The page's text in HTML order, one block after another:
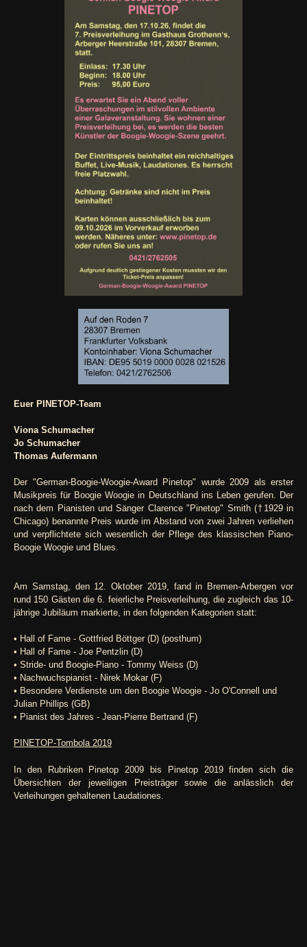
Euer PINETOP-Team
Viona Schumacher
Jo Schumacher
Thomas Aufermann
Der "German-Boogie-Woogie-Award Pinetop" wurde 2009 als erster
Musikpreis für Boogie Woogie in Deutschland ins Leben gerufen. Der
nach dem Pianisten und Sänger Clarence "Pinetop" Smith (†1929 in
Chicago) benannte Preis wurde im Abstand von zwei Jahren verliehen
und verpflichtete sich wesentlich der Pflege des klassischen Piano-
Boogie Woogie und Blues.
Am Samstag, den 12. Oktober 2019, fand in Bremen-Arbergen vor
rund 150 Gästen die 6. feierliche Preisverleihung, die zugleich das 10-
jährige Jubiläum markierte, in den folgenden Kategorien statt:
• Hall of Fame - Gottfried Böttger (D) (posthum)
• Hall of Fame - Joe Pentzlin (D)
• Stride- und Boogie-Piano - Tommy Weiss (D)
• Nachwuchspianist - Nirek Mokar (F)
• Besondere Verdienste um den Boogie Woogie - Jo O'Connell und
Julian Phillips (GB)
• Pianist des Jahres - Jean-Pierre Bertrand (F)
PINETOP-Tombola 2019
In den Rubriken Pinetop 2009 bis Pinetop 2019 finden sich die
Übersichten der jeweiligen Preisträger sowie die anlässlich der
Verleihungen gehaltenen Laudationes.